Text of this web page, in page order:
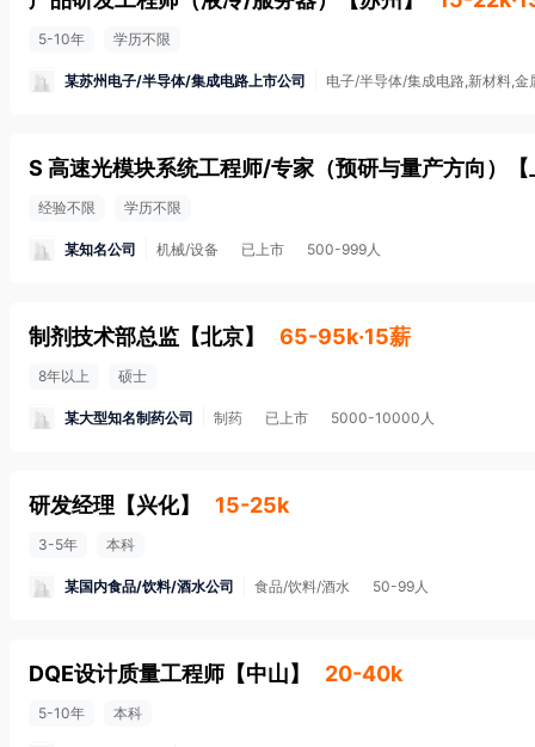
5-10年 学历不限
某苏州电子/半导体/集成电路上市公司 电子/半导体/集成电路,新材料,金
S 高速光模块系统工程师/专家（预研与量产方向） 【
经验不限 学历不限
某知名公司 机械/设备 已上市 500-999人
制剂技术部总监 【北京】 65-95k·15薪
8年以上 硕士
某大型知名制药公司 制药 已上市 5000-10000人
研发经理 【兴化】 15-25k
3-5年 本科
某国内食品/饮料/酒水公司 食品/饮料/酒水 50-99人
DQE设计质量工程师 【中山】 20-40k
5-10年 本科